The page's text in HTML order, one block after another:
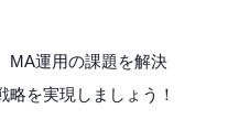
MA運用の課題を解決
略を実現しましょう！